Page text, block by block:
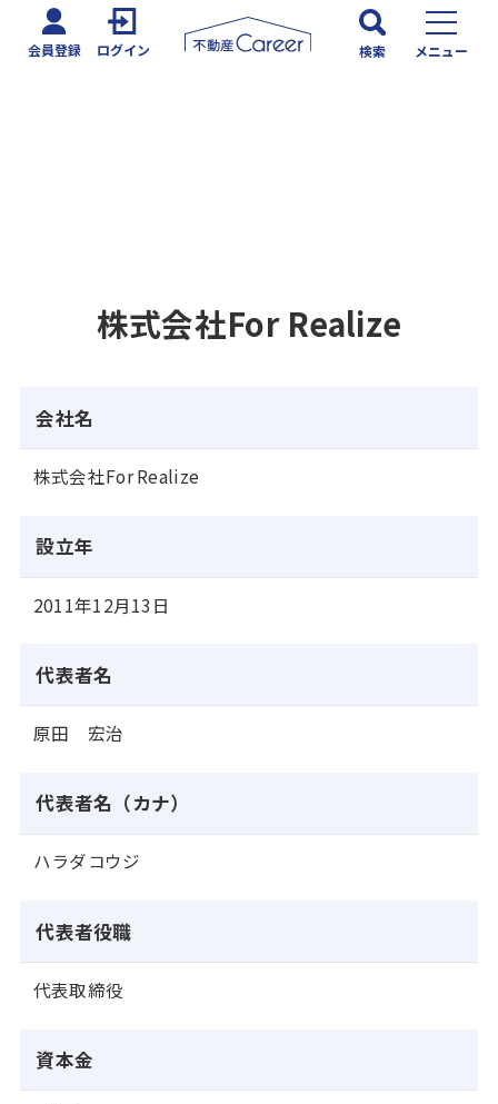
会員登録 ログイン 検索 メニュー
株式会社For Realize
会社名
株式会社For Realize
設立年
2011年12月13日
代表者名
原田 宏治
代表者名（カナ）
ハラダコウジ
代表者役職
代表取締役
資本金